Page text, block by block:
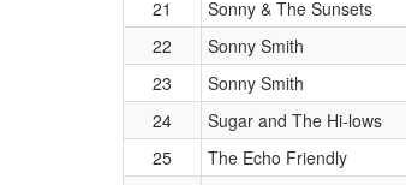
21
Sonny & The Sunsets
22
Sonny Smith
23
Sonny Smith
24
Sugar and The Hi-lows
25
The Echo Friendly